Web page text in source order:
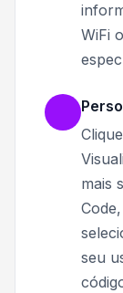
WiFi
mais
seu